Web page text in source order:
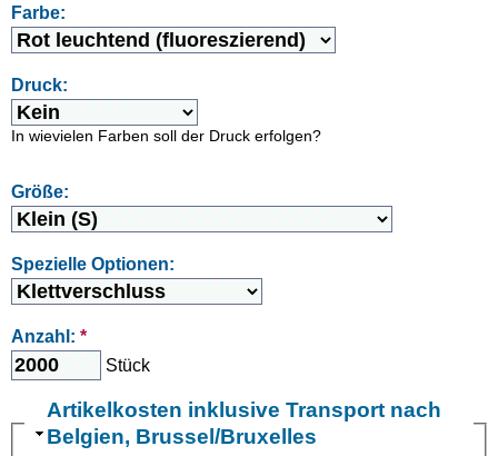
Farbe:
Druck:
In wievielen Farben soll der Druck erfolgen?
Größe:
Spezielle Optionen:
Anzahl: *
Stück
Artikelkosten inklusive Transport nach
Belgien, Brussel/Bruxelles